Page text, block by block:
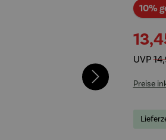
10%
UVP
Preise